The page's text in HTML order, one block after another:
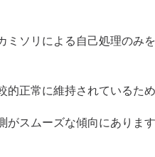
ミソリによる自己処理のみ
的正常に維持されているため
がスムーズな傾向にあります